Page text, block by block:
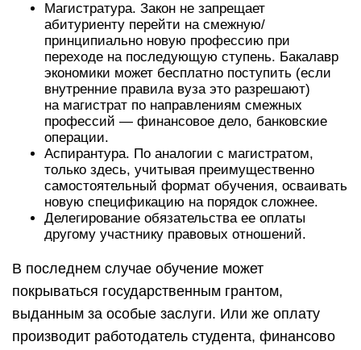
Магистратура. Закон не запрещает
абитуриенту перейти на смежную/
принципиально новую профессию при
переходе на последующую ступень. Бакалавр
экономики может бесплатно поступить (если
внутренние правила вуза это разрешают)
на магистрат по направлениям смежных
профессий — финансовое дело, банковские
операции.
Аспирантура. По аналогии с магистратом,
только здесь, учитывая преимущественно
самостоятельный формат обучения, осваивать
новую спецификацию на порядок сложнее.
Делегирование обязательства ее оплаты
другому участнику правовых отношений.
В последнем случае обучение может
покрываться государственным грантом,
выданным за особые заслуги. Или же оплату
производит работодатель студента, финансово